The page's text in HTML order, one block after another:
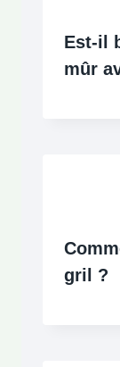
Est-il
mûr
gril ?